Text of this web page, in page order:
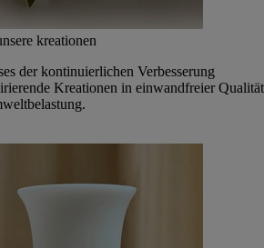
kreationen
der kontinuierlichen Verbesserung
Kreationen in einwandfreier Qualität